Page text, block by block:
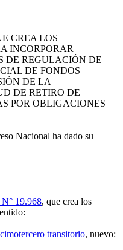
CREA LOS
INCORPORAR
DE REGULACIÓN DE
DE FONDOS
DE LA
DE RETIRO DE
POR OBLIGACIONES
Nacional ha dado su
19.968, que crea los
transitorio, nuevo: